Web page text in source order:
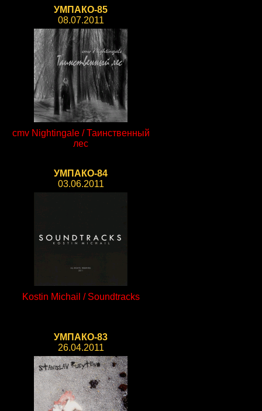
УМПАКО-85
08.07.2011
cmv Nightingale / Таинственный
лес
УМПАКО-84
03.06.2011
Kostin Michail / Soundtracks
УМПАКО-83
26.04.2011